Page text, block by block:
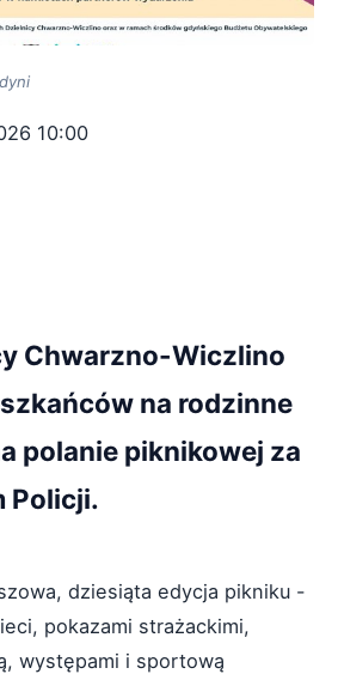
10:00
Chwarzno-Wiczlino
na rodzinne
polanie piknikowej za
Policji.
dziesiąta edycja pikniku -
pokazami strażackimi,
występami i sportową